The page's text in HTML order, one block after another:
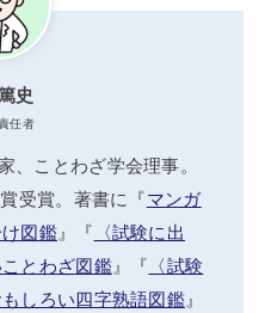
史
任者
、ことわざ学会理事。
受賞。著書に『マンガ
図鑑』『 〈試験に出
とわざ図鑑』『 〈試験
しろい四字熟語図鑑 』